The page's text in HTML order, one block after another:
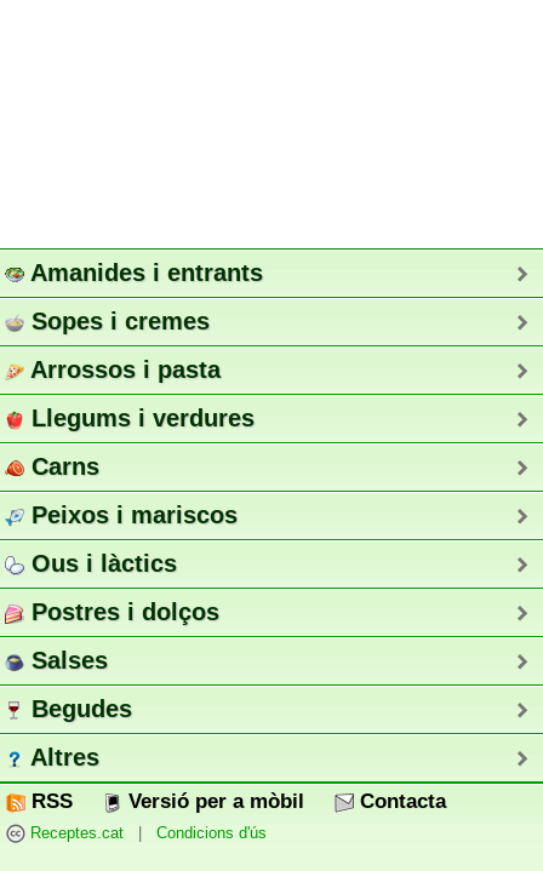
Amanides i entrants
Sopes i cremes
Arrossos i pasta
Llegums i verdures
Carns
Peixos i mariscos
Ous i làctics
Postres i dolços
Salses
Begudes
Altres
RSS Versió per a mòbil Contacta
Receptes.cat Condicions d'ús